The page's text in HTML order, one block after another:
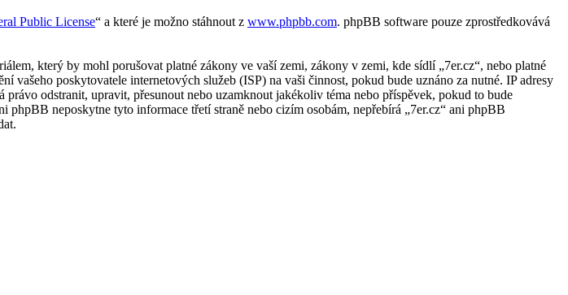
Public License“ a které je možno stáhnout z www.phpbb.com. phpBB software pouze zprostředkovává
který by mohl porušovat platné zákony ve vaší zemi, zákony v zemi, kde sídlí „7er.cz“, nebo platné
poskytovatele internetových služeb (ISP) na vaši činnost, pokud bude uznáno za nutné. IP adresy
odstranit, upravit, přesunout nebo uzamknout jakékoliv téma nebo příspěvek, pokud to bude
phpBB neposkytne tyto informace třetí straně nebo cizím osobám, nepřebírá „7er.cz“ ani phpBB